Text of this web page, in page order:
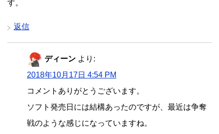
す。
返信
ディーン より:
2018年10月17日 4:54 PM
コメントありがとうございます。
ソフト発売日には結構あったのですが、最近は争奪
戦のような感じになっていますね。